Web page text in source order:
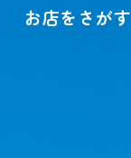
お店をさがす